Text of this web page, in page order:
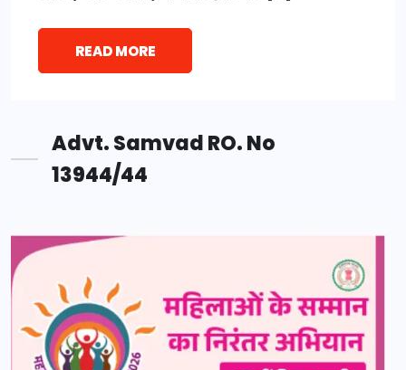
READ MORE
Advt. Samvad RO. No
13944/44